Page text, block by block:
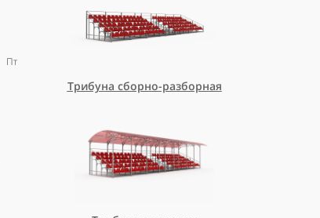
Пт
Трибуна сборно-разборная